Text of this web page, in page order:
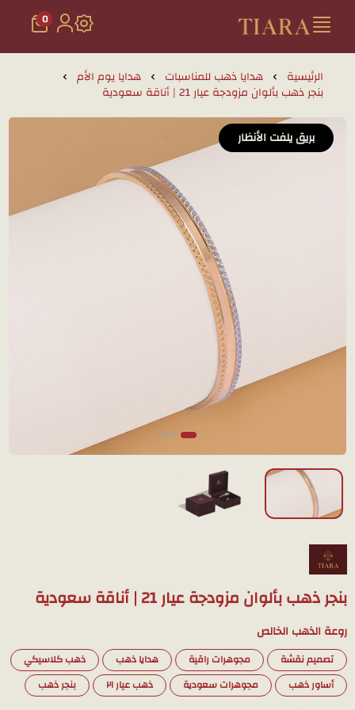
تيارا للذهب والمجوهرات
0
الرئيسية هدايا ذهب للمناسبات هدايا يوم الأم
بنجر ذهب بألوان مزودجة عيار 21 | أناقة سعودية
بريق يلفت الأنظار
بنجر ذهب بألوان مزودجة عيار 21 | أناقة سعودية
روعة الذهب الخالص
تصميم نقشة مجوهرات راقية هدايا ذهب
ذهب كلاسيكي
أساور ذهب
مجوهرات سعودية ذهب عيار ٢١ بنجر ذهب